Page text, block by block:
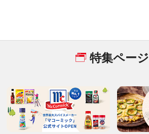
特集ページ